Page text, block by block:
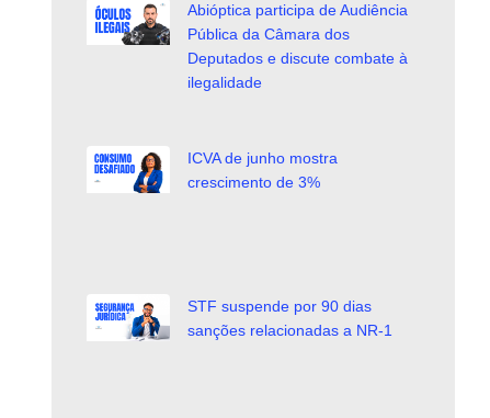
Abióptica participa de Audiência
Pública da Câmara dos
Deputados e discute combate à
ilegalidade
ICVA de junho mostra
crescimento de 3%
STF suspende por 90 dias
sanções relacionadas a NR-1